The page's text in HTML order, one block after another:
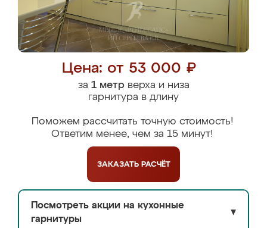
Цена: от 53 000 ₽
за 1 метрверха и низа
гарнитура в длину
Поможем рассчитать точную стоимость!
Ответим менее, чем за 15 минут!
ЗАКАЗАТЬ РАСЧЁТ
Посмотреть акции на кухонные
гарнитуры
▼